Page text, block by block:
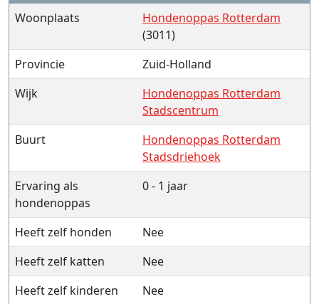
Woonplaats
Hondenoppas Rotterdam
(3011)
Provincie
Zuid-Holland
Wijk
Hondenoppas Rotterdam
Stadscentrum
Buurt
Hondenoppas Rotterdam
Stadsdriehoek
Ervaring als
hondenoppas
0 - 1 jaar
Heeft zelf honden
Nee
Heeft zelf katten
Nee
Heeft zelf kinderen
Nee